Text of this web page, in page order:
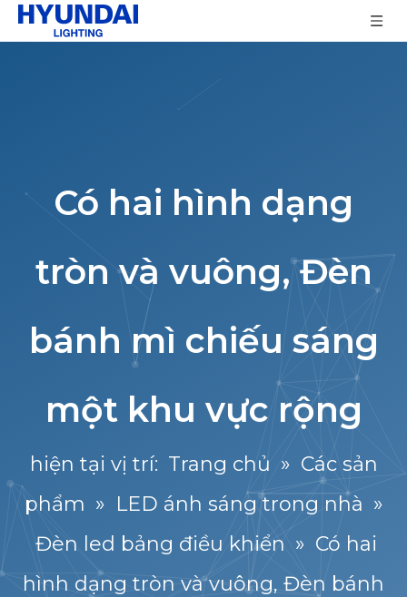
Có hai hình dạng
tròn và vuông, Đèn
bánh mì chiếu sáng
một khu vực rộng
hiện tại vị trí: Trang chủ » Các sản
phẩm » LED ánh sáng trong nhà »
Đèn led bảng điều khiển » Có hai
hình dạng tròn và vuông, Đèn bánh